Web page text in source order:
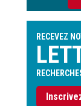
RECEVEZ